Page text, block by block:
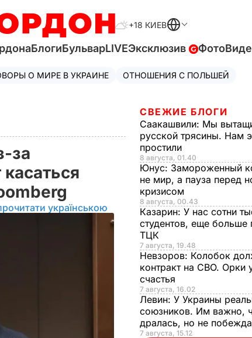
+18 КИЕВ
БлогиБульварLIVEЭксклюзив Фото
О МИРЕ В УКРАИНЕ ОТНОШЕНИЯ С ПОЛЬШЕЙ
за
українською
СВЕЖИЕ БЛОГИ
Саакашвили: Мы
русской трясины. Нам
простили
8 августа, 01.40
Юнус: Замороженный
не мир, а пауза перед
кризисом
8 августа, 00.43
Казарин: У нас сотни
студентов, еще больше
ТЦК
7 августа, 19.48
Невзоров: Колобок
контракт на СВО. Орки
счастья
7 августа, 16.02
Левин: У Украины
союзников. Им важно,
дралась, но не
7 августа, 15.12